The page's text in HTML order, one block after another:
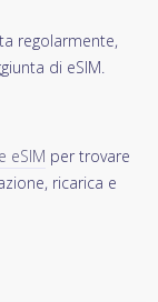
regolarmente,
di eSIM.
eSIM per trovare
ricarica e